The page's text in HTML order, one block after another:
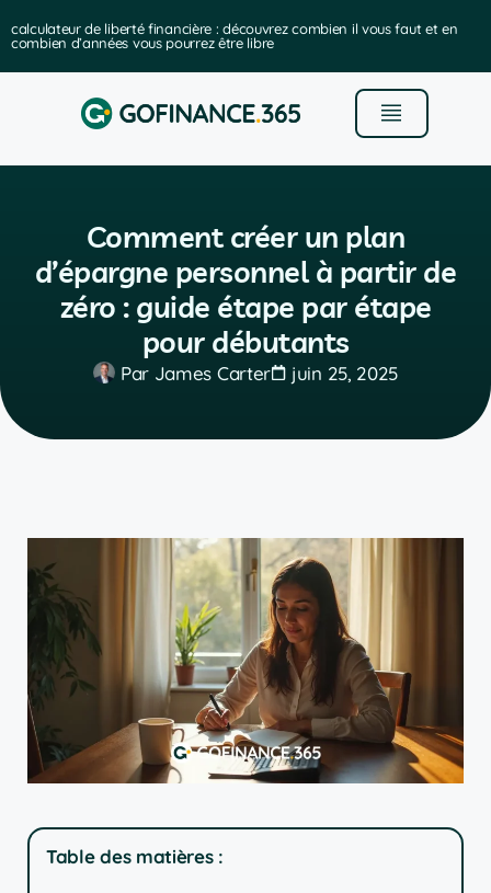
calculateur de liberté financière : découvrez combien il vous faut et en
combien d’années vous pourrez être libre
Comment créer un plan
d’épargne personnel à partir de
zéro : guide étape par étape
pour débutants
ParJames Carter juin 25, 2025
Table des matières :